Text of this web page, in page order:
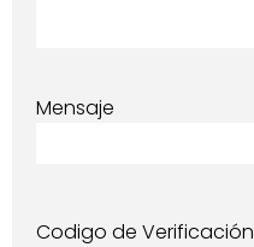
Mensaje
Codigo de Verificación